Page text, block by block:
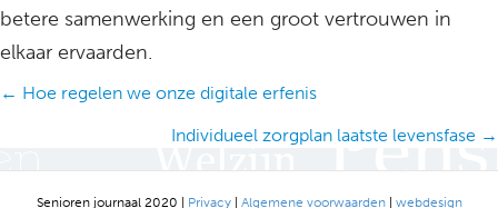
betere samenwerking en een groot vertrouwen in
elkaar ervaarden.
Posts
← Hoe regelen we onze digitale erfenis
Individueel zorgplan laatste levensfase →
Senioren journaal 2020 | Privacy| Algemene voorwaarden| webdesign